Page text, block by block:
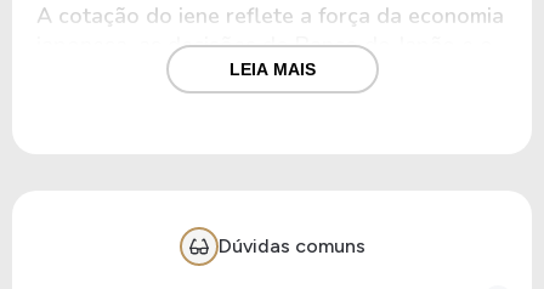
A cotação do iene reflete a força da economia
japonesa, as decisões do Banco do Japão e o
comportamento do dólar americano. Com isso,
muitos investidores e operadores de câmbio
O câmbio comercial é mais usado em
operações financeiras, como investimentos e
LEIA MAIS
Dúvidas comuns